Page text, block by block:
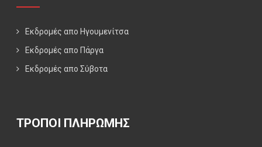
Εκδρομές απο Ηγουμενίτσα
Εκδρομές απο Πάργα
Εκδρομές απο Σύβοτα
ΤΡΟΠΟΙ ΠΛΗΡΩΜΗΣ